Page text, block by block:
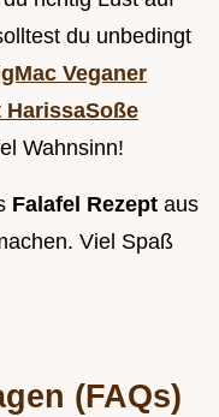
du unbedingt
Veganer
Wahnsinn!
Falafel Rezept aus
Viel Spaß
(FAQs)